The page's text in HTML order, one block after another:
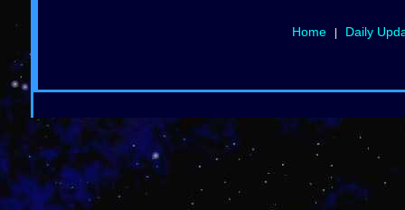
Home Daily